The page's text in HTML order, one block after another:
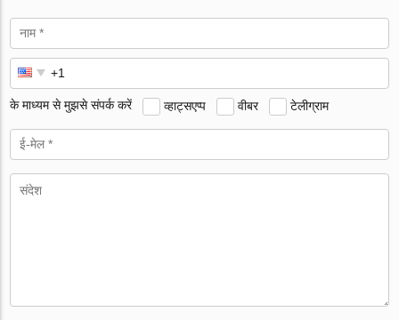
के माध्यम से मुझसे संपर्क करें व्हाट्सएप्प वीबर टेलीग्राम